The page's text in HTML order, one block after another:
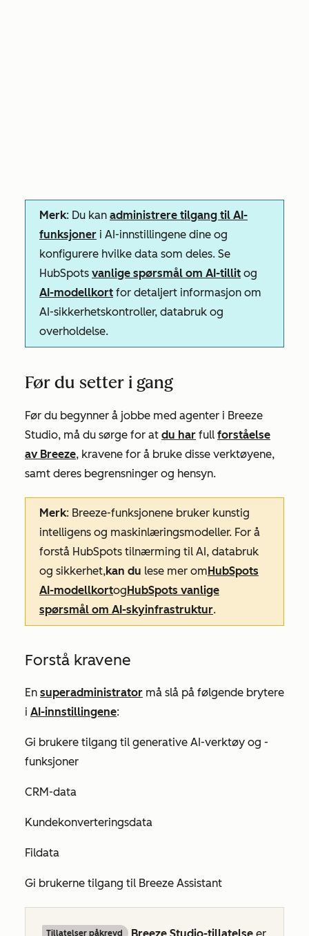
Merk: Du kan administrere tilgang til AI-
funksjoner i AI-innstillingene dine og
konfigurere hvilke data som deles. Se
HubSpots vanlige spørsmål om AI-tillit og
AI-modellkort for detaljert informasjon om
AI-sikkerhetskontroller, databruk og
overholdelse.
Før du setter i gang
Før du begynner å jobbe med agenter i Breeze
Studio, må du sørge for at du har full forståelse
av Breeze, kravene for å bruke disse verktøyene,
samt deres begrensninger og hensyn.
Merk: Breeze-funksjonene bruker kunstig
intelligens og maskinlæringsmodeller. For å
forstå HubSpots tilnærming til AI, databruk
og sikkerhet,kan du lese mer omHubSpots
AI-modellkortogHubSpots vanlige
spørsmål om AI-skyinfrastruktur.
Forstå kravene
En superadministrator må slå på følgende brytere
i AI-innstillingene:
Gi brukere tilgang til generative AI-verktøy og -
funksjoner
CRM-data
Kundekonverteringsdata
Fildata
Gi brukerne tilgang til Breeze Assistant
Tillatelser påkrevd